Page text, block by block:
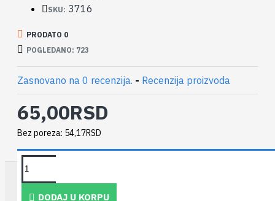
SKU: 3716
PRODATO 0
POGLEDANO: 723
Zasnovano na 0 recenzija. - Recenzija proizvoda
65,00RSD
Bez poreza: 54,17RSD
DODAJ U KORPU
TAKOĐE PREPORUČUJEMO